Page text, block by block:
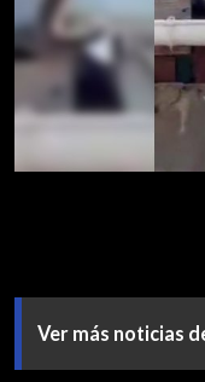
Ver más noticias